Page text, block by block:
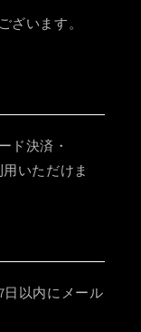
ざいます。
ド決済・
いただけま
日以内にメール